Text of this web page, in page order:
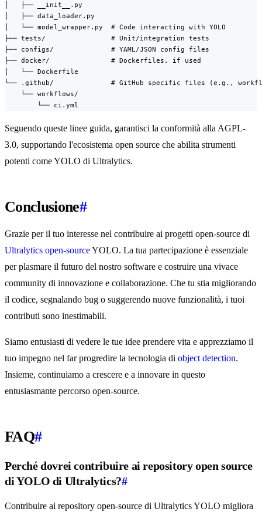
│   ├── __init__.py
│   ├── data_loader.py
│   └── model_wrapper.py  # Code interacting with YOLO
├── tests/                # Unit/integration tests
├── configs/              # YAML/JSON config files
├── docker/               # Dockerfiles, if used
│   └── Dockerfile
└── .github/              # GitHub specific files (e.g.,
    └── workflows/
        └── ci.yml
Seguendo queste linee guida, garantisci la conformità alla AGPL-
3.0, supportando l'ecosistema open source che abilita strumenti
potenti come YOLO di Ultralytics.
Conclusione#
Grazie per il tuo interesse nel contribuire ai progetti open-source di
Ultralytics open-sourceYOLO. La tua partecipazione è essenziale
per plasmare il futuro del nostro software e costruire una vivace
community di innovazione e collaborazione. Che tu stia migliorando
il codice, segnalando bug o suggerendo nuove funzionalità, i tuoi
contributi sono inestimabili.
Siamo entusiasti di vedere le tue idee prendere vita e apprezziamo il
tuo impegno nel far progredire la tecnologia di object detection.
Insieme, continuiamo a crescere e a innovare in questo
entusiasmante percorso open-source.
FAQ#
Perché dovrei contribuire ai repository open source
di YOLO di Ultralytics?#
Contribuire ai repository open-source di Ultralytics YOLO migliora